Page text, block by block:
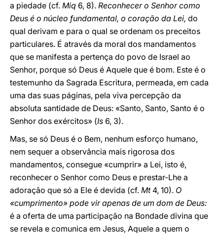
a piedade (cf. Miq 6, 8). Reconhecer o Senhor como
Deus é o núcleo fundamental, o coração da Lei, do
qual derivam e para o qual se ordenam os preceitos
particulares. É através da moral dos mandamentos
que se manifesta a pertença do povo de Israel ao
Senhor, porque só Deus é Aquele que é bom. Este é o
testemunho da Sagrada Escritura, permeada, em cada
uma das suas páginas, pela viva percepção da
absoluta santidade de Deus: «Santo, Santo, Santo é o
Senhor dos exércitos» (Is 6, 3).
Mas, se só Deus é o Bem, nenhum esforço humano,
nem sequer a observância mais rigorosa dos
mandamentos, consegue «cumprir» a Lei, isto é,
reconhecer o Senhor como Deus e prestar-Lhe a
adoração que só a Ele é devida (cf. Mt 4, 10). O
«cumprimento» pode vir apenas de um dom de Deus:
é a oferta de uma participação na Bondade divina que
se revela e comunica em Jesus, Aquele a quem o